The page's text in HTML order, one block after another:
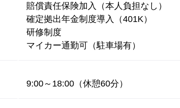
賠償責任保険加入（本人負担なし）
確定拠出年金制度導入（401K）
研修制度
マイカー通勤可（駐車場有）
9:00～18:00（休憩60分）